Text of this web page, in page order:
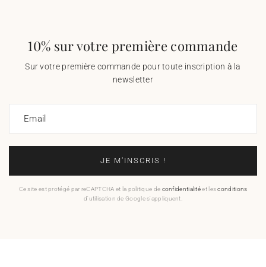
10% sur votre première commande
Sur votre première commande pour toute inscription à la
newsletter
Email
JE M'INSCRIS !
Ce site est protégé par reCAPTCHA et la politique de confidentialitéet lesconditions
d'utilisation de Google s'appliquent.